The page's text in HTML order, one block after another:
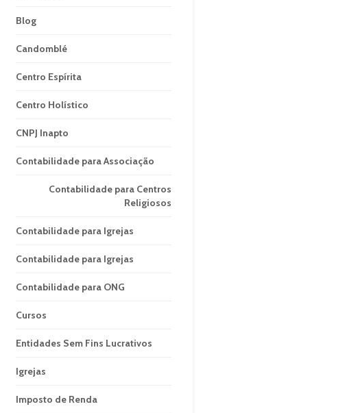
Blog
Candomblé
Centro Espírita
Centro Holístico
CNPJ Inapto
Contabilidade para Associação
Contabilidade para Centros
Religiosos
Contabilidade para Igrejas
Contabilidade para Igrejas
Contabilidade para ONG
Cursos
Entidades Sem Fins Lucrativos
Igrejas
Imposto de Renda